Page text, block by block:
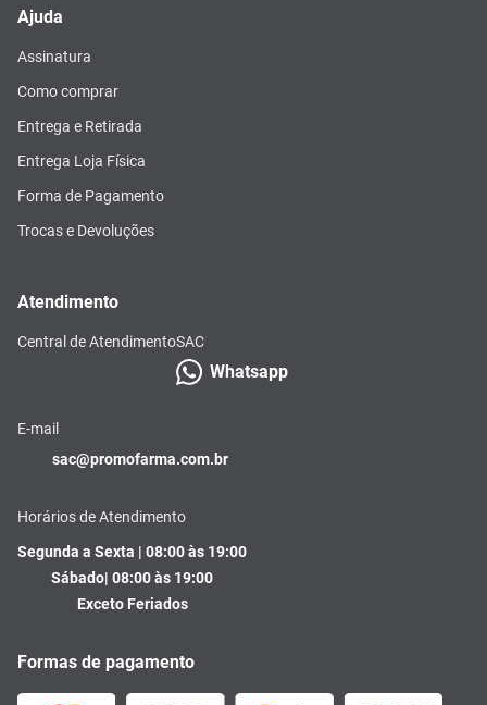
Ajuda
Assinatura
Como comprar
Entrega e Retirada
Entrega Loja Física
Forma de Pagamento
Trocas e Devoluções
Atendimento
Central de AtendimentoSAC
Whatsapp
E-mail
sac@promofarma.com.br
Horários de Atendimento
Segunda a Sexta | 08:00 às 19:00
Sábado| 08:00 às 19:00
Exceto Feriados
Formas de pagamento